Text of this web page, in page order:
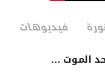
فيديوهات
الموت …